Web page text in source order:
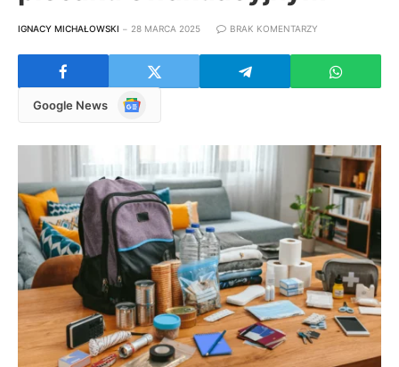
IGNACY MICHAŁOWSKI 28 MARCA 2025 BRAK KOMENTARZY
Google News
Google